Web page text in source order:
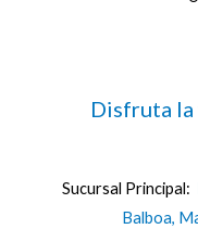
Disfruta la
Sucursal Principal:
Balboa,